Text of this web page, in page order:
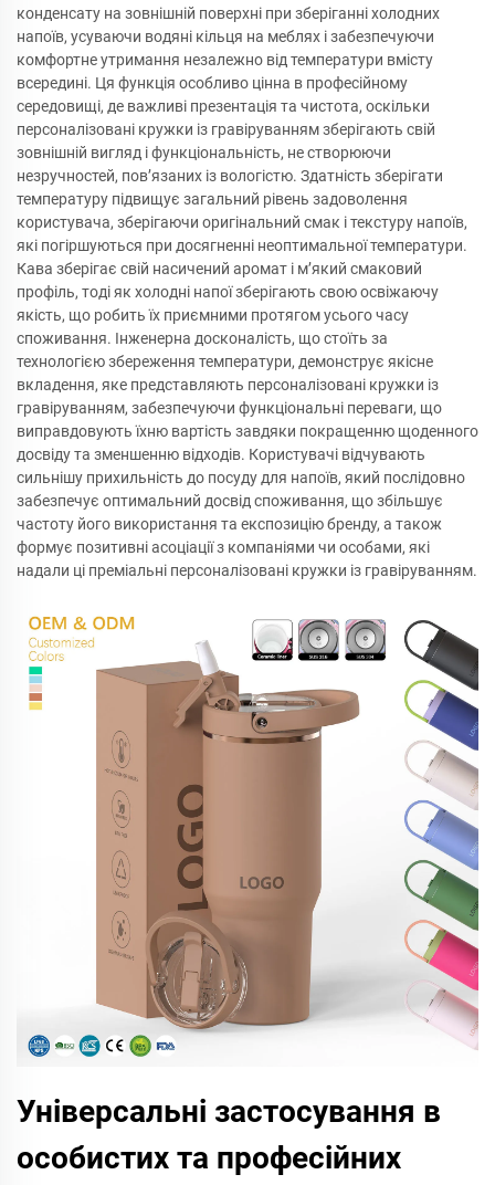
конденсату на зовнішній поверхні при зберіганні холодних
напоїв, усуваючи водяні кільця на меблях і забезпечуючи
комфортне утримання незалежно від температури вмісту
всередині. Ця функція особливо цінна в професійному
середовищі, де важливі презентація та чистота, оскільки
персоналізовані кружки із гравіруванням зберігають свій
зовнішній вигляд і функціональність, не створюючи
незручностей, пов’язаних із вологістю. Здатність зберігати
температуру підвищує загальний рівень задоволення
користувача, зберігаючи оригінальний смак і текстуру напоїв,
які погіршуються при досягненні неоптимальної температури.
Кава зберігає свій насичений аромат і м’який смаковий
профіль, тоді як холодні напої зберігають свою освіжаючу
якість, що робить їх приємними протягом усього часу
споживання. Інженерна досконалість, що стоїть за
технологією збереження температури, демонструє якісне
вкладення, яке представляють персоналізовані кружки із
гравіруванням, забезпечуючи функціональні переваги, що
виправдовують їхню вартість завдяки покращенню щоденного
досвіду та зменшенню відходів. Користувачі відчувають
сильнішу прихильність до посуду для напоїв, який послідовно
забезпечує оптимальний досвід споживання, що збільшує
частоту його використання та експозицію бренду, а також
формує позитивні асоціації з компаніями чи особами, які
надали ці преміальні персоналізовані кружки із гравіруванням.
Універсальні застосування в
особистих та професійних